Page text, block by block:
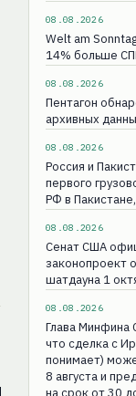
08.08.2026
Welt am
14% больше
08.08.2026
Пентагон
архивных
08.08.2026
Россия и
первого
РФ в
08.08.2026
Сенат США
законопроект
шатдауна 1
08.08.2026
Глава Минфина
что сделка с
понимает)
8 августа и
на срок от 30